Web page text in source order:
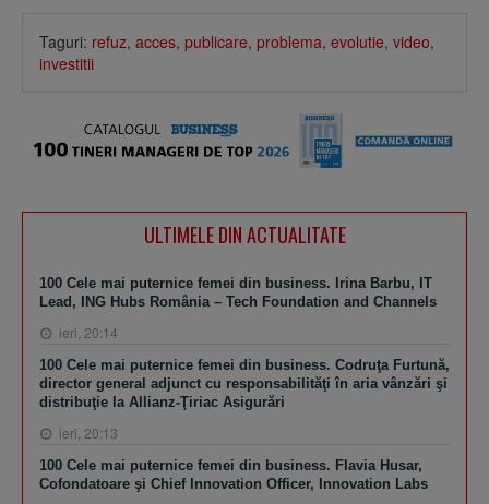
Taguri: refuz, acces, publicare, problema, evolutie, video,
investitii
ULTIMELE DIN ACTUALITATE
100 Cele mai puternice femei din business. Irina Barbu, IT
Lead, ING Hubs România – Tech Foundation and Channels
ieri, 20:14
100 Cele mai puternice femei din business. Codruţa Furtună,
director general adjunct cu responsabilităţi în aria vânzări şi
distribuţie la Allianz-Ţiriac Asigurări
ieri, 20:13
100 Cele mai puternice femei din business. Flavia Husar,
Cofondatoare şi Chief Innovation Officer, Innovation Labs